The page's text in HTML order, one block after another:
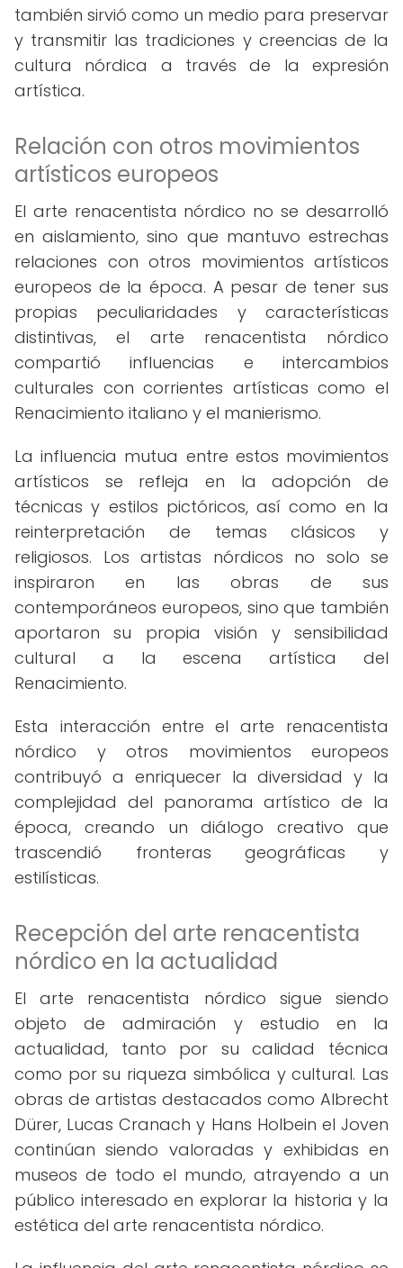
también sirvió como un medio para preservar
y transmitir las tradiciones y creencias de la
cultura nórdica a través de la expresión
artística.
Relación con otros movimientos
artísticos europeos
El arte renacentista nórdico no se desarrolló
en aislamiento, sino que mantuvo estrechas
relaciones con otros movimientos artísticos
europeos de la época. A pesar de tener sus
propias peculiaridades y características
distintivas, el arte renacentista nórdico
compartió influencias e intercambios
culturales con corrientes artísticas como el
Renacimiento italiano y el manierismo.
La influencia mutua entre estos movimientos
artísticos se refleja en la adopción de
técnicas y estilos pictóricos, así como en la
reinterpretación de temas clásicos y
religiosos. Los artistas nórdicos no solo se
inspiraron en las obras de sus
contemporáneos europeos, sino que también
aportaron su propia visión y sensibilidad
cultural a la escena artística del
Renacimiento.
Esta interacción entre el arte renacentista
nórdico y otros movimientos europeos
contribuyó a enriquecer la diversidad y la
complejidad del panorama artístico de la
época, creando un diálogo creativo que
trascendió fronteras geográficas y
estilísticas.
Recepción del arte renacentista
nórdico en la actualidad
El arte renacentista nórdico sigue siendo
objeto de admiración y estudio en la
actualidad, tanto por su calidad técnica
como por su riqueza simbólica y cultural. Las
obras de artistas destacados como Albrecht
Dürer, Lucas Cranach y Hans Holbein el Joven
continúan siendo valoradas y exhibidas en
museos de todo el mundo, atrayendo a un
público interesado en explorar la historia y la
estética del arte renacentista nórdico.